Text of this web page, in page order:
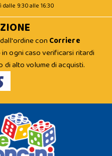
9:30 alle 16:30
con Corriere
ogni caso verificarsi ritardi
di alto volume di acquisti.